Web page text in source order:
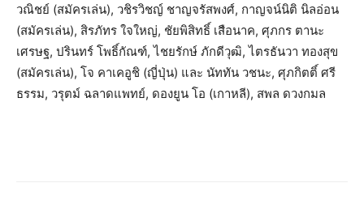
วณิชย์ (สมัครเล่น), วชิรวิชญ์ ชาญจรัสพงศ์, กาญจน์นิติ นิลอ่อน
(สมัครเล่น), สิรภัทร ใจใหญ่, ชัยพิสิทธิ์ เสือนาค, ศุภกร ตานะ
เศรษฐ, ปรินทร์ โพธิ์กัณฑ์, ไชยรักษ์ ภักดีวุฒิ, ไตรธันวา ทองสุข
(สมัครเล่น), โจ คาเคอูชิ (ญี่ปุ่น) และ นัททัน วชนะ, ศุภกิตติ์ ศรี
ธรรม, วรุตม์ ฉลาดแพทย์, ดองยูน โอ (เกาหลี), สพล ดวงกมล